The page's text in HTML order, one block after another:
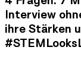
Interview
ihre Stärken